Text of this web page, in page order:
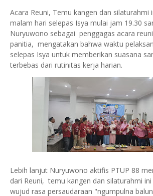
Acara Reuni, Temu kangen dan silaturahmi
malam hari selepas Isya mulai jam 19.30
Nuryuwono sebagai penggagas acara
panitia, mengatakan bahwa waktu
selepas Isya untuk memberikan suasana
terbebas dari rutinitas kerja harian.
Lebih lanjut Nuryuwono aktifis PTUP 88
dari Reuni, temu kangen dan silaturahmi
wujud rasa persaudaraan "ngumpulna